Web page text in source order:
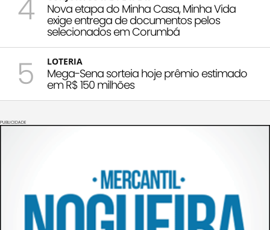
4 Nova etapa do Minha Casa, Minha Vida
exige entrega de documentos pelos
selecionados em Corumbá
5 LOTERIA
Mega-Sena sorteia hoje prêmio estimado
em R$ 150 milhões
PUBLICIDADE